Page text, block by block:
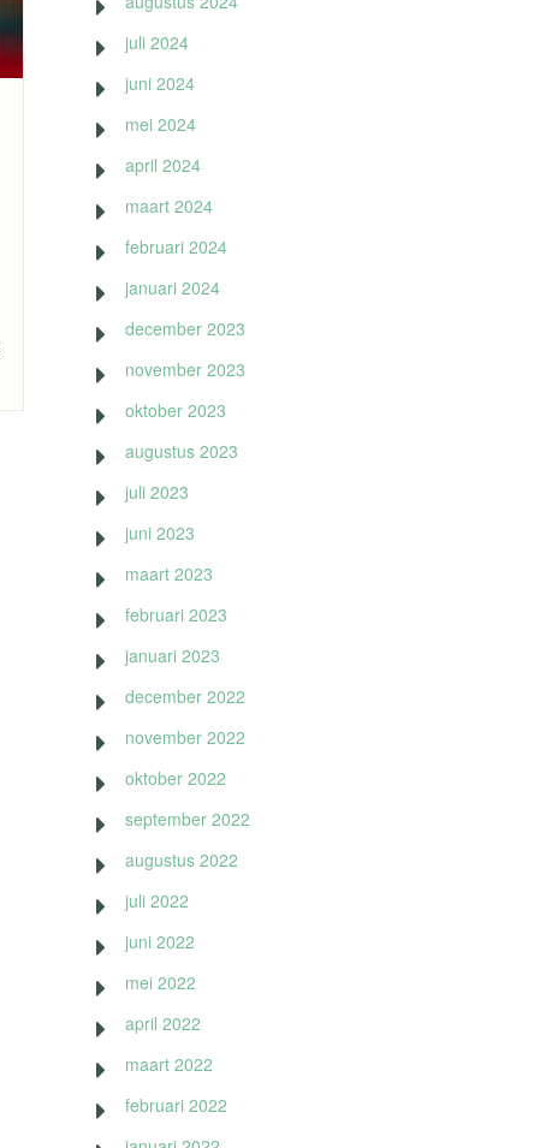
juli 2024
juni 2024
mei 2024
april 2024
maart 2024
februari 2024
januari 2024
december 2023
november 2023
oktober 2023
augustus 2023
juli 2023
juni 2023
maart 2023
februari 2023
januari 2023
december 2022
november 2022
oktober 2022
september 2022
augustus 2022
juli 2022
juni 2022
mei 2022
april 2022
maart 2022
februari 2022